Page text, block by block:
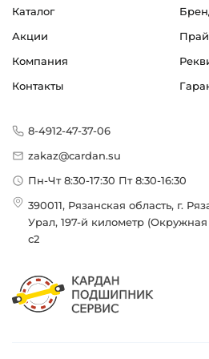
Каталог
Акции
Компания
Контакты
8-4912-47-37-06
zakaz@cardan.su
Пн-Чт 8:30-17:30 Пт 8:30-16:30
390011, Рязанская область, г.
Урал, 197-й километр (Окружная
с2